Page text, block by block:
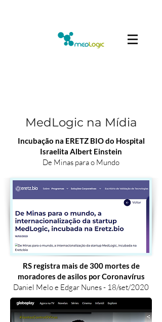
MedLogic na Mídia
Incubação na ERETZ BIO do Hospital
Israelita Albert Einstein
De Minas para o Mundo
RS registra mais de 300 mortes de
moradores de asilos por Coronavírus
Daniel Melo e Edgar Nunes - 18/set/2020